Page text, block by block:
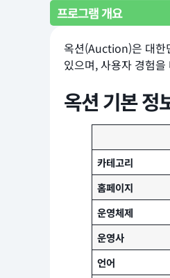
프로그램 개요
옥션(Auction)은 대한
있으며, 사용자 경험
옥션 기본 정
카테고리
홈페이지
운영체제
운영사
언어